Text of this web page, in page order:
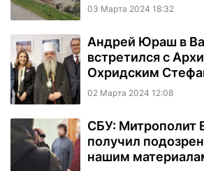
03 Марта 2024 18:32
Андрей Юраш в
встретился с
Охридским
02 Марта 2024 12:08
СБУ: Митрополит
получил
нашим